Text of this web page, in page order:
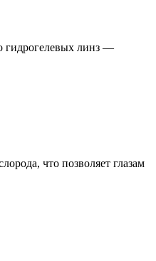
гидрогелевых линз —
что позволяет глазам